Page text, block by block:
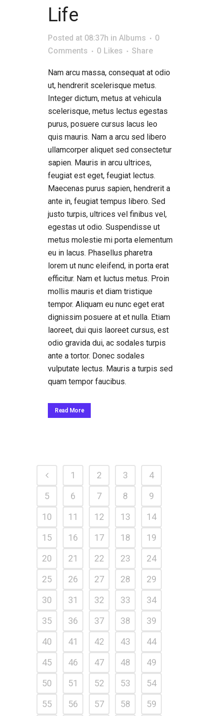
Life
Posted at 08:37h in Albums
0
Comments
0 Likes Share
Nam arcu massa, consequat at odio
ut, hendrerit scelerisque metus.
Integer dictum, metus at vehicula
scelerisque, metus lectus egestas
purus, posuere cursus lacus leo
quis mauris. Nam a arcu sed libero
ullamcorper aliquet sed consectetur
sapien. Mauris in arcu ultrices,
feugiat est eget, feugiat lectus.
Maecenas purus sapien, hendrerit a
ante in, feugiat tempus libero. Sed
justo turpis, ultrices vel finibus vel,
egestas ut odio. Suspendisse ut
metus molestie mi porta elementum
eu in lacus. Phasellus pharetra
lorem ut nunc eleifend, in porta erat
efficitur. Nam et luctus metus. Proin
mollis mauris et diam tristique
tempor. Aliquam eu nunc eget erat
dignissim posuere at et nulla. Etiam
laoreet, dui quis laoreet cursus, est
odio gravida dui, ac sodales turpis
ante a tortor. Donec sodales
vulputate lectus. Mauris a turpis sed
quam tempor faucibus.
Read More
1 2 3
4
5
6 7 8
9
10
11 12 13
14
15
16 17 18
19
20
21 22 23
24
25
26 27 28
29
30
31 32 33
34
35
36 37 38
39
40
41 42 43
44
45
46 47 48
49
50
51 52 53
54
55
56 57 58
59